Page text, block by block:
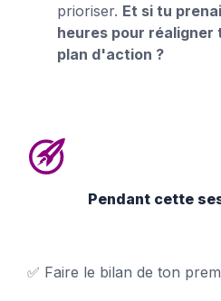
prioriser. Et si tu
heures pour réaligner
plan d'action ?
Pendant cette
✅ Faire le bilan de ton